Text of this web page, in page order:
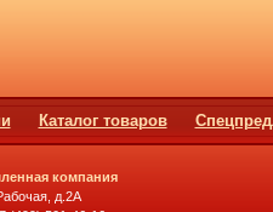
Каталог товаров
компания
д.2А